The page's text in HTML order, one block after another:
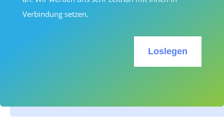
Verbindung setzen.
Loslegen